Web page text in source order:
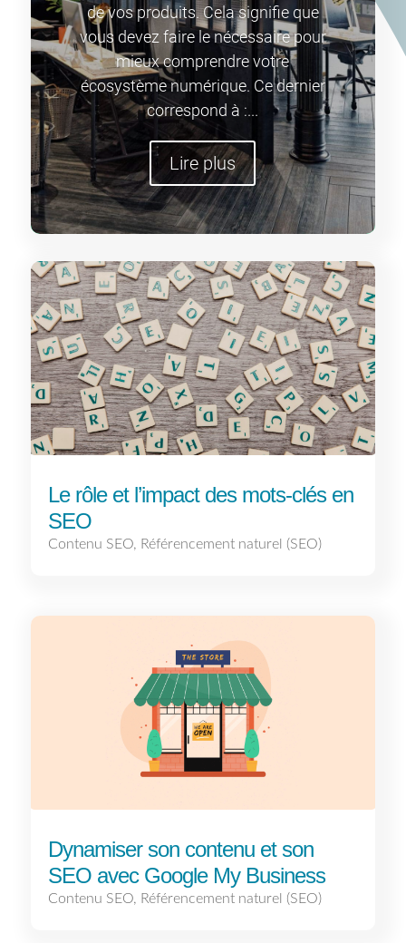
de vos produits. Cela signifie que
vous devez faire le nécessaire pour
mieux comprendre votre
écosystème numérique. Ce dernier
correspond à :...
Lire plus
Le rôle et l’impact des mots-clés en
SEO
Contenu SEO, Référencement naturel (SEO)
Dynamiser son contenu et son
SEO avec Google My Business
Contenu SEO, Référencement naturel (SEO)